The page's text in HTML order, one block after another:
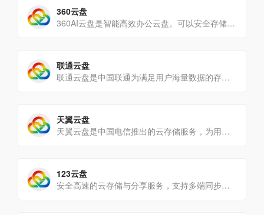
360云盘
360AI云盘是智能高效办公云盘。可以安全存储个人数据、实现多端同步、自动备份、在线编辑文档进行高效办公，可跨[…]
联通云盘
联通云盘是中国联通为满足用户海量数据的存储需求,面向个人及家庭用户提供的个人云、家庭云、微信/通讯录/相册备份[…]
天翼云盘
天翼云盘是中国电信推出的云存储服务，为用户提供跨平台的文件存储、备份、同步及分享服务，是国内领先的免费网盘，安[…]
123云盘
安全高速的云存储与分享服务，支持多端同步与大文件传输。